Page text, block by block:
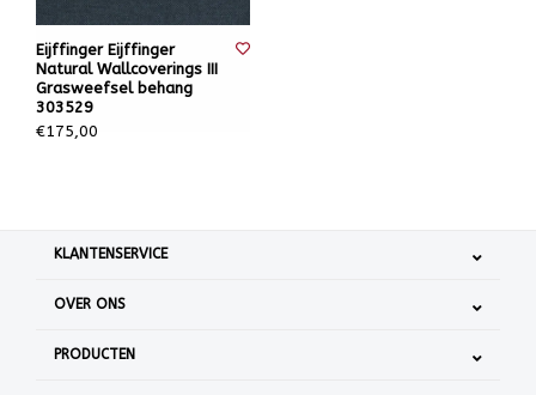
Eijffinger Eijffinger
Natural Wallcoverings III
Grasweefsel behang
303529
€175,00
KLANTENSERVICE
OVER ONS
PRODUCTEN